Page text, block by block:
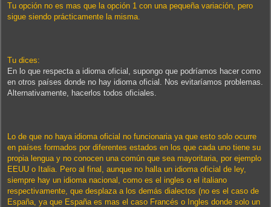
Tu opción no es mas que la opción 1 con una pequeña variación, pero
sigue siendo prácticamente la misma.
Tu dices:
En lo que respecta a idioma oficial, supongo que podríamos hacer como
en otros países donde no hay idioma oficial. Nos evitaríamos problemas.
Alternativamente, hacerlos todos oficiales.
Lo de que no haya idioma oficial no funcionaria ya que esto solo ocurre
en países formados por diferentes estados en los que cada uno tiene su
propia lengua y no conocen una común que sea mayoritaria, por ejemplo
EEUU o Italia. Pero al final, aunque no halla un idioma oficial de ley,
siempre hay un idioma nacional, como es el ingles o el italiano
respectivamente, que desplaza a los demás dialectos (no es el caso de
España, ya que España es mas el caso Francés o Ingles donde solo un